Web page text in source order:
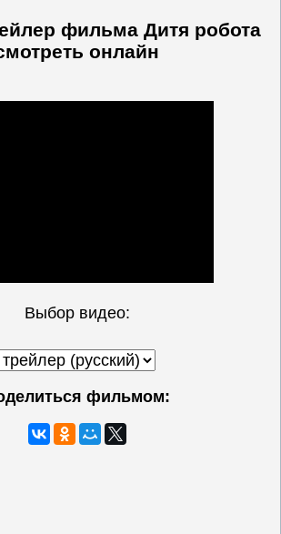
фильма Дитя робота
онлайн
Выбор видео:
фильмом: